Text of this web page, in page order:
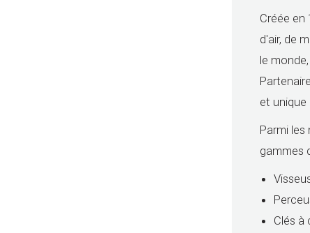
Créée en
d'air, de
le
et unique
Parmi les
gammes
Clés à